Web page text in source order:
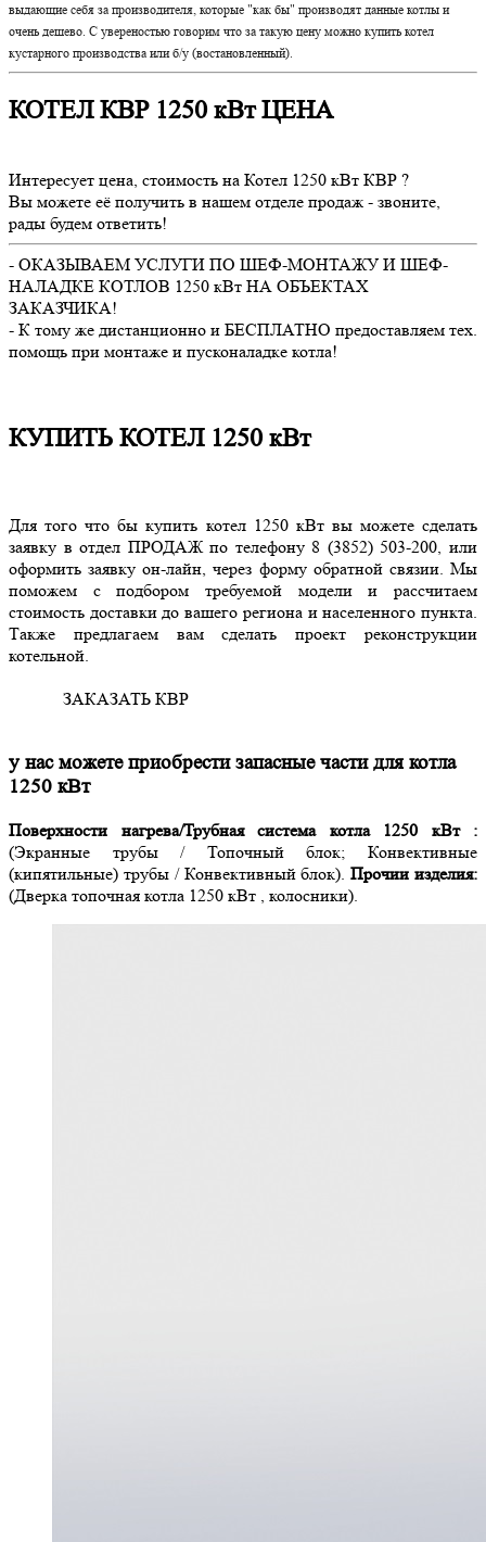
выдающие себя за производителя, которые "как бы" производят данные котлы и
очень дешево. С увереностью говорим что за такую цену можно купить котел
кустарного производства или б/у (востановленный).
КОТЕЛ КВР 1250 кВт ЦЕНА
Интересует цена, стоимость на Котел 1250 кВт КВР ?
Вы можете её получить в нашем отделе продаж - звоните,
рады будем ответить!
- ОКАЗЫВАЕМ УСЛУГИ ПО ШЕФ-МОНТАЖУ И ШЕФ-
НАЛАДКЕ КОТЛОВ 1250 кВт НА ОБЪЕКТАХ
ЗАКАЗЧИКА!
- К тому же дистанционно и БЕСПЛАТНО предоставляем тех.
помощь при монтаже и пусконаладке котла!
КУПИТЬ КОТЕЛ 1250 кВт
Для того что бы купить котел 1250 кВт вы можете сделать
заявку в отдел ПРОДАЖ по телефону 8 (3852) 503-200, или
оформить заявку он-лайн, через форму обратной связии. Мы
поможем с подбором требуемой модели и рассчитаем
стоимость доставки до вашего региона и населенного пункта.
Также предлагаем вам сделать проект реконструкции
котельной.
ЗАКАЗАТЬ КВР
у нас можете приобрести запасные части для котла
1250 кВт
Поверхности нагрева/Трубная система котла 1250 кВт :
(Экранные трубы / Топочный блок; Конвективные
(кипятильные) трубы / Конвективный блок).Прочии изделия:
(Дверка топочная котла 1250 кВт , колосники).